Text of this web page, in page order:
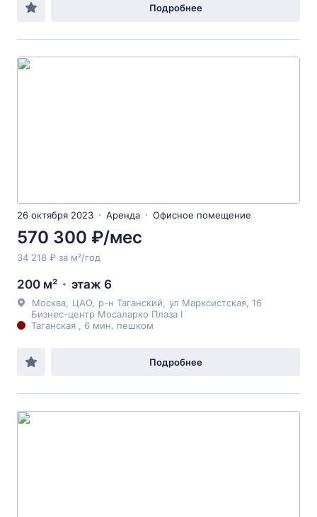
Подробнее
26 октября 2023 Аренда Офисное помещение
570 300 ₽/мес
34 218 ₽ за м²/год
200 м² этаж 6
Москва ЦАО р-н Таганский ул Марксистская , 16
Бизнес-центр Мосаларко Плаза I
Таганская , 6 мин. пешком
Подробнее